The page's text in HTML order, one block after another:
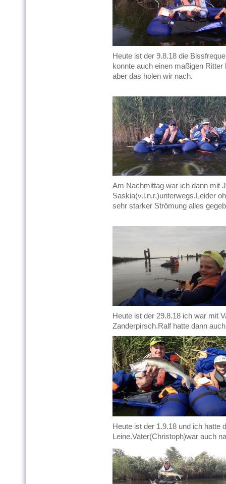
Heute ist der 9.8.18 die
konnte auch einen maßigen
aber das holen wir nach.
Am Nachmittag war ich dann mit
Saskia(v.l.n.r.)unterwegs.Leider
sehr starker Strömung alles
Heute ist der 29.8.18 ich war mit
Zanderpirsch.Ralf hatte dann
Heute ist der 1.9.18 und ich hatte
Leine.Vater(Christoph)war auch